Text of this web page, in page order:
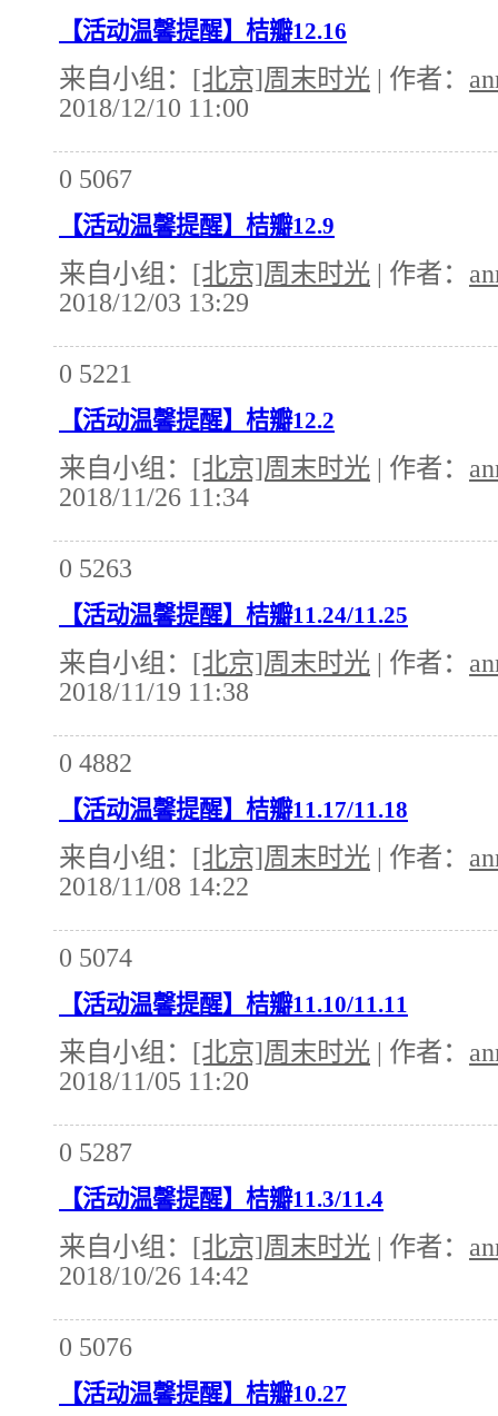
【活动温馨提醒】桔瓣12.16
来自小组： [北京]周末时光 | 作者：
2018/12/10 11:00
0 5067
【活动温馨提醒】桔瓣12.9
来自小组： [北京]周末时光 | 作者：
2018/12/03 13:29
0 5221
【活动温馨提醒】桔瓣12.2
来自小组： [北京]周末时光 | 作者：
2018/11/26 11:34
0 5263
【活动温馨提醒】桔瓣11.24/11.25
来自小组： [北京]周末时光 | 作者：
2018/11/19 11:38
0 4882
【活动温馨提醒】桔瓣11.17/11.18
来自小组： [北京]周末时光 | 作者：
2018/11/08 14:22
0 5074
【活动温馨提醒】桔瓣11.10/11.11
来自小组： [北京]周末时光 | 作者：
2018/11/05 11:20
0 5287
【活动温馨提醒】桔瓣11.3/11.4
来自小组： [北京]周末时光 | 作者：
2018/10/26 14:42
0 5076
【活动温馨提醒】桔瓣10.27